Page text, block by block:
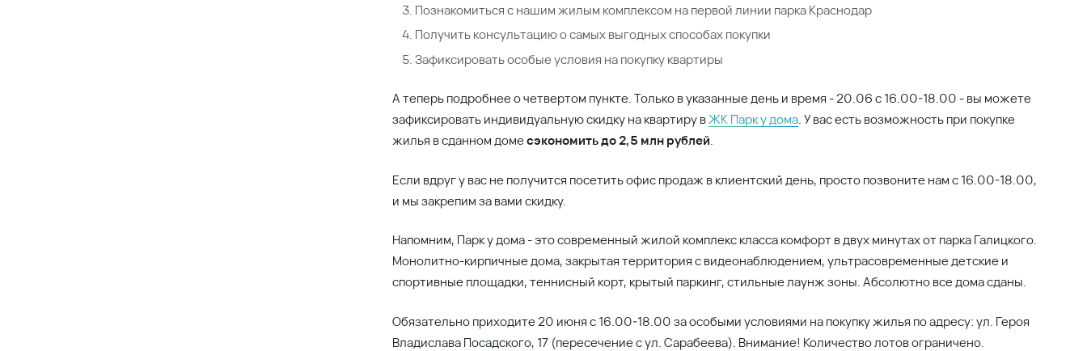
Познакомиться с нашим жилым комплексом на первой линии парка Краснодар
Получить консультацию о самых выгодных способах покупки
Зафиксировать особые условия на покупку квартиры
А теперь подробнее о четвертом пункте. Только в указанные день и время - 20.06 с 16.00-18.00 - вы можете
зафиксировать индивидуальную скидку на квартиру вЖК Парк у дома. У вас есть возможность при покупке
жилья в сданном домесэкономить до 2,5 млн рублей.
Если вдруг у вас не получится посетить офис продаж в клиентский день, просто позвоните нам с 16.00-18.00,
и мы закрепим за вами скидку.
Напомним, Парк у дома - это современный жилой комплекс класса комфорт в двух минутах от парка Галицкого.
Монолитно-кирпичные дома, закрытая территория с видеонаблюдением, ультрасовременные детские и
спортивные площадки, теннисный корт, крытый паркинг, стильные лаунж зоны. Абсолютно все дома сданы.
Обязательно приходите 20 июня с 16.00-18.00 за особыми условиями на покупку жилья по адресу: ул. Героя
Владислава Посадского, 17 (пересечение с ул. Сарабеева). Внимание! Количество лотов ограничено.